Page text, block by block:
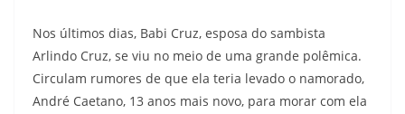
Nos últimos dias, Babi Cruz, esposa do sambista
Arlindo Cruz, se viu no meio de uma grande polêmica.
Circulam rumores de que ela teria levado o namorado,
André Caetano, 13 anos mais novo, para morar com ela